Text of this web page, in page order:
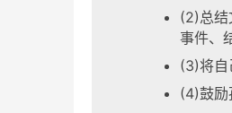
(2)总结
事件、
(3)将自
(4)鼓励